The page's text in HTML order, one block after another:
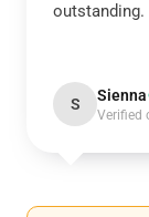
outstanding.
S Sienna
Verified